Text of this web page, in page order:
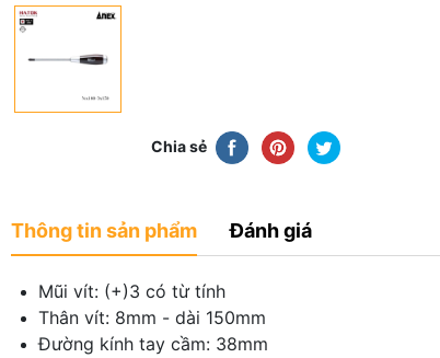
Chia sẻ
Thông tin sản phẩm Đánh giá
Mũi vít: (+)3 có từ tính
Thân vít: 8mm - dài 150mm
Đường kính tay cầm: 38mm